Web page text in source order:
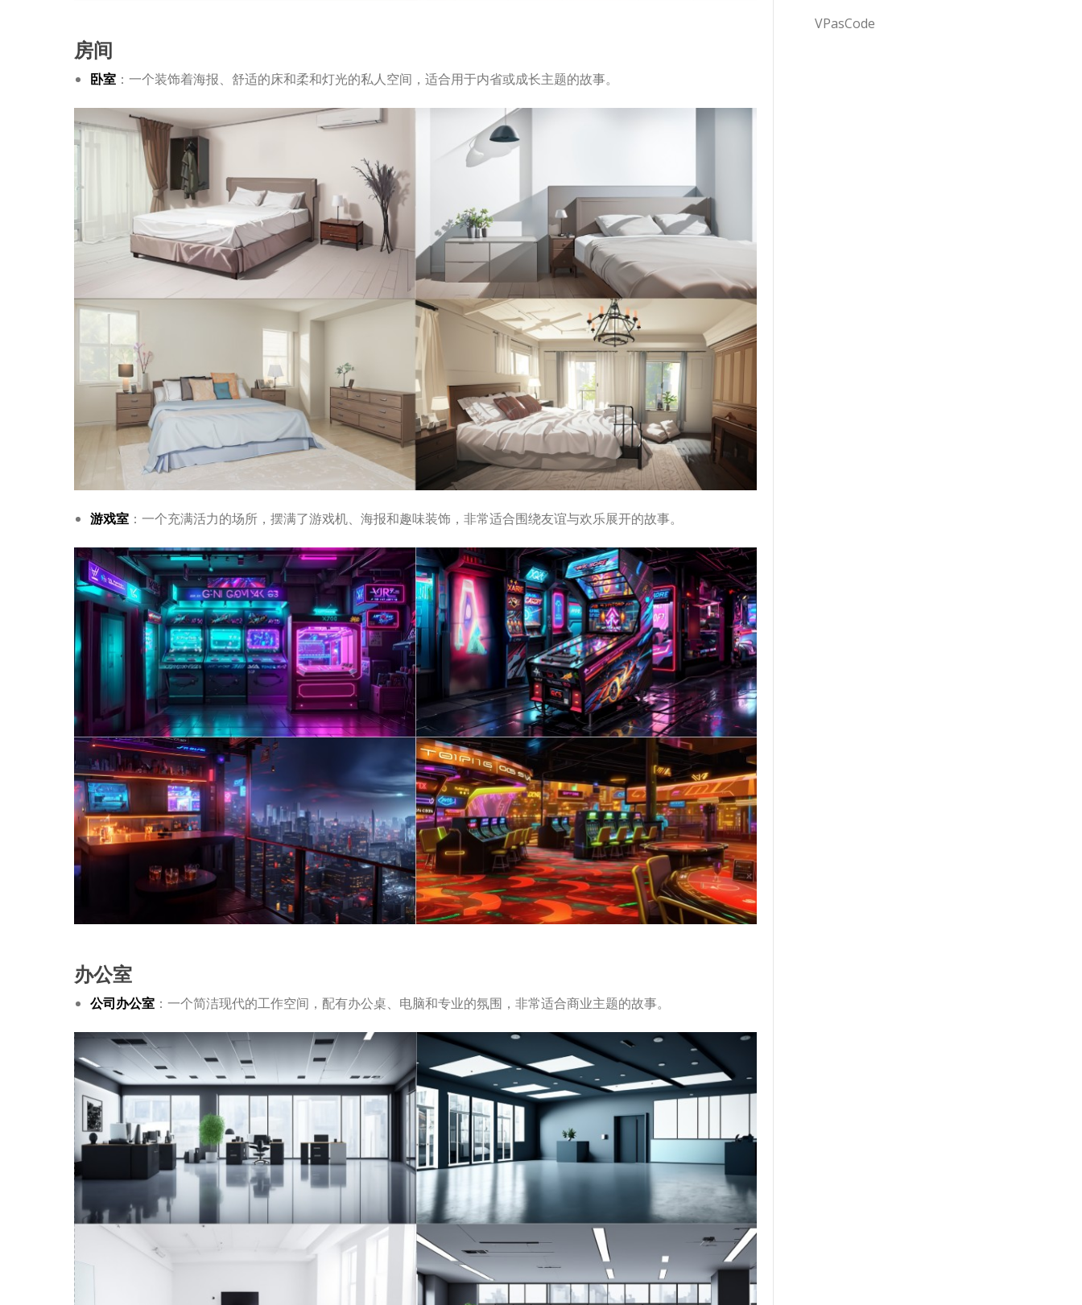
房间
卧室 ：一个装饰着海报、舒适的床和柔和灯光的私人空间，适合用于内省或成长主题的故事。
游戏室 ：一个充满活力的场所，摆满了游戏机、海报和趣味装饰，非常适合围绕友谊与欢乐展开的故事。
办公室
公司办公室 ：一个简洁现代的工作空间，配有办公桌、电脑和专业的氛围，非常适合商业主题的故事。
VPasCode